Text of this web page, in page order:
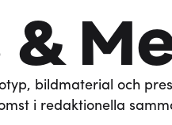
bildmaterial och
i redaktionella